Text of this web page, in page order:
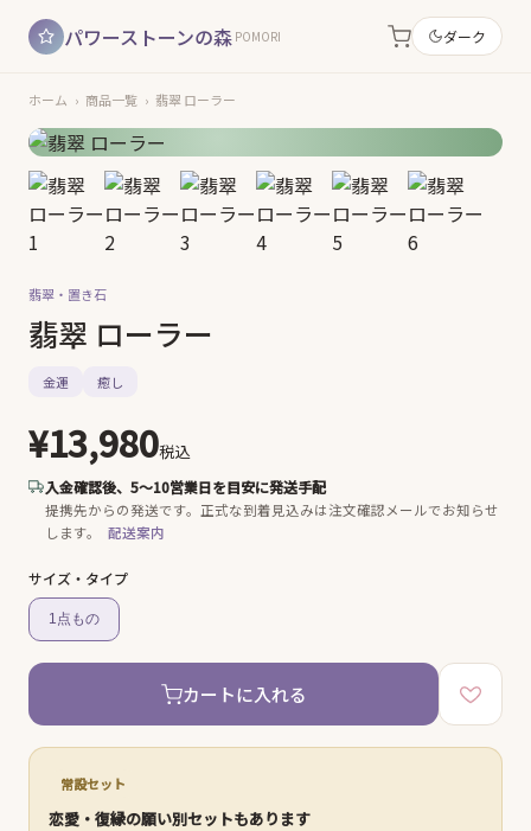
パワーストーンの森 POMORI ダーク
ホーム › 商品一覧 › 翡翠 ローラー
翡翠・ 置き石
翡翠 ローラー
金運 癒し
¥13,980税込
入金確認後、5〜10営業日を目安に発送手配
提携先からの発送です。 正式な到着見込みは注文確認メールでお知らせ
します。
配送案内
サイズ・タイプ
1点もの
カートに入れる
常設セット
恋愛・復縁の願い別セットもあります